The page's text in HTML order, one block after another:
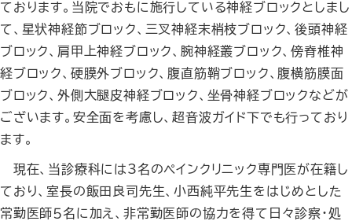
ております。当院でおもに施行している神経ブロックとしまし
て、星状神経節ブロック、三叉神経末梢枝ブロック、後頭神経
ブロック、肩甲上神経ブロック、腕神経叢ブロック、傍脊椎神
経ブロック、硬膜外ブロック、腹直筋鞘ブロック、腹横筋膜面
ブロック、外側大腿皮神経ブロック、坐骨神経ブロックなどが
ございます。安全面を考慮し、超音波ガイド下でも行っており
ます。
現在、当診療科には3名のペインクリニック専門医が在籍し
ており、室長の飯田良司先生、小西純平先生をはじめとした
常勤医師５名に加え、非常勤医師の協力を得て日々診察・処